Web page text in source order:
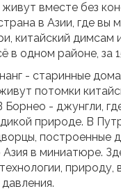
живут вместе без
в Азии, где вы
китайский димсам
в одном районе, за
- старинные
потомки
Борнео - джунгли,
природе. В
построенные
Азия в миниатюре.
природу,